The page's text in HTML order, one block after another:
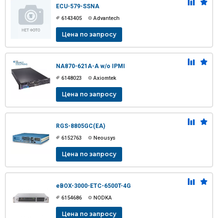
ECU-579-SSNA
6143405 Advantech
Цена по запросу
NA870-621A-A w/o IPMI
6148023 Axiomtek
Цена по запросу
RGS-8805GC(EA)
6152763 Neousys
Цена по запросу
eBOX-3000-ETC-6500T-4G
6154686 NODKA
Цена по запросу